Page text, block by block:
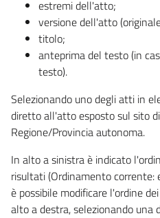
estremi dell'atto;
versione dell'atto
titolo;
anteprima del testo (in
testo).
Selezionando uno degli atti in
diretto all'atto esposto sul sito
Regione/Provincia autonoma.
In alto a sinistra è indicato
risultati (Ordinamento corrente:
è possibile modificare l'ordine
alto a destra, selezionando una